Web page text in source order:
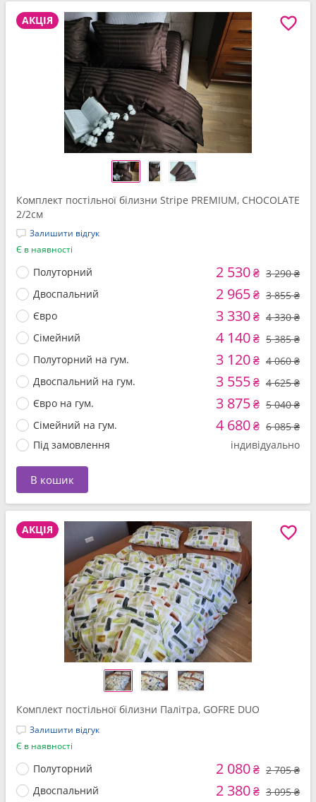
АКЦІЯ
Комплект постільної білизни Stripe PREMIUM, CHOCOLATE
2/2см
Залишити відгук
Є в наявності
Полуторний 2 530₴ 3 290 ₴
Двоспальний
2 965₴ 3 855 ₴
Євро
3 330₴ 4 330 ₴
Сімейний
4 140₴ 5 385 ₴
Полуторний на гум.
3 120₴ 4 060 ₴
Двоспальний на гум.
3 555₴ 4 625 ₴
Євро на гум.
3 875₴ 5 040 ₴
Сімейний на гум.
4 680₴ 6 085 ₴
Під замовлення
індивідуально
В кошик
АКЦІЯ
Комплект постільної білизни Палітра, GOFRE DUO
Залишити відгук
Є в наявності
Полуторний 2 080₴ 2 705 ₴
Двоспальний
2 380₴ 3 095 ₴